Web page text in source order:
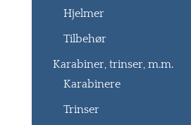
Hjelmer
Tilbehør
Karabiner, trinser, m.m.
Karabinere
Trinser